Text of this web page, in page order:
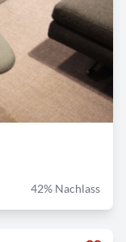
42% Nachlass